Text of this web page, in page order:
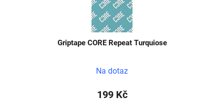
Griptape CORE Repeat Turquiose
Na dotaz
199 Kč